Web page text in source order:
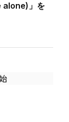
alone)」を